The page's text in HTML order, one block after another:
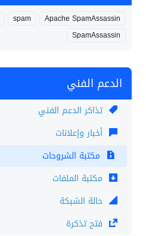
Apache SpamAssassin
spam
SpamAssassin
الدعم الفني
تذاكر الدعم الفني
أخبار وإعلانات
مكتبة الشروحات
مكتبة الملفات
حالة الشبكة
فتح تذكرة